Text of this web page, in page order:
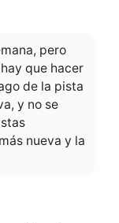
pero
que hacer
de la pista
y no se
nueva y la